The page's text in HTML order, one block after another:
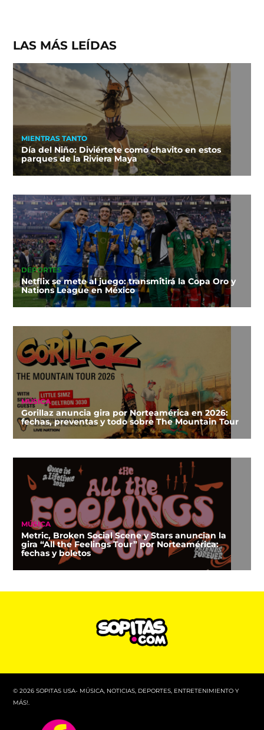
LAS MÁS LEÍDAS
MIENTRAS TANTO
Día del Niño: Diviértete como chavito en estos
parques de la Riviera Maya
DEPORTES
Netflix se mete al juego: transmitirá la Copa Oro y
Nations League en México
MÚSICA
Gorillaz anuncia gira por Norteamérica en 2026:
fechas, preventas y todo sobre The Mountain Tour
MÚSICA
Metric, Broken Social Scene y Stars anuncian la
gira “All the Feelings Tour” por Norteamérica:
fechas y boletos
© 2026 SOPITAS USA- MÚSICA, NOTICIAS, DEPORTES, ENTRETENIMIENTO Y
MÁS!.